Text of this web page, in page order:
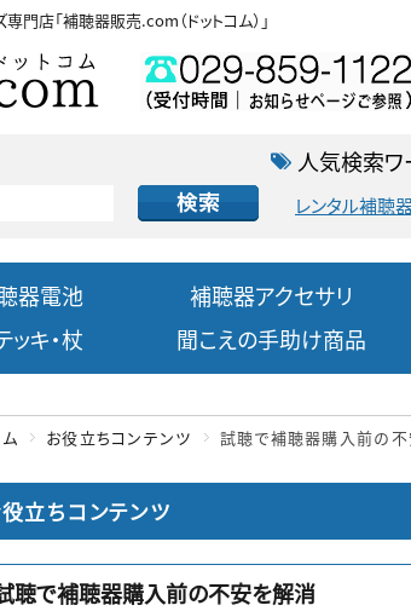
専門店「補聴器販売.com（ドットコム）」
人気検索ワ
レンタル補聴
器電池 補聴器アクセサリ
ッキ・杖
聞こえの手助け商品
お役立ちコンテンツ 試聴で補聴器購入前の
立ちコンテンツ
聴で補聴器購入前の不安を解消